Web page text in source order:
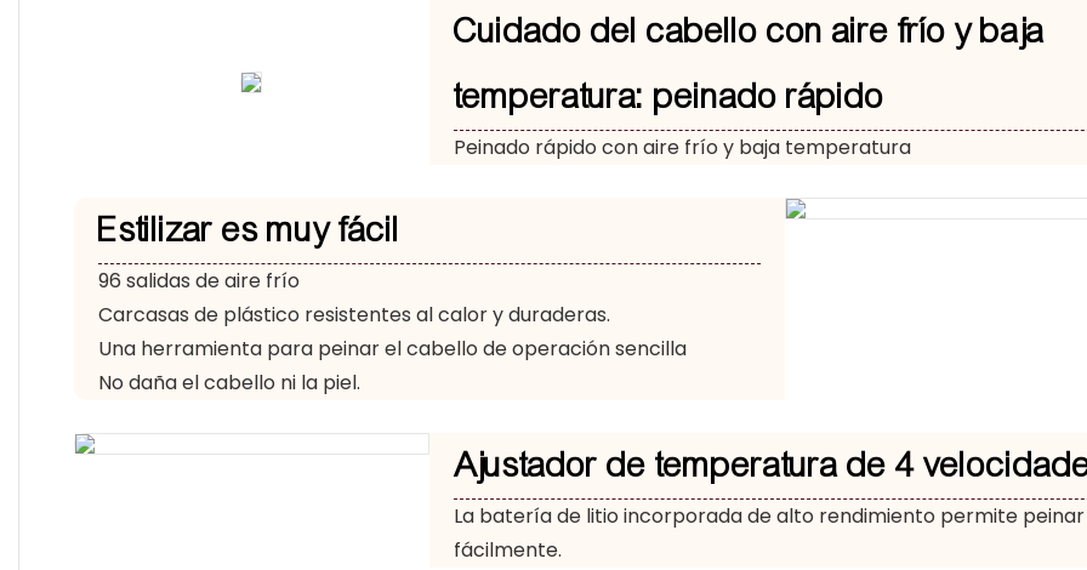
Cuidado del cabello con aire frío y baja
temperatura: peinado rápido
Peinado rápido con aire frío y baja temperatura
Estilizar es muy fácil
96 salidas de aire frío
Carcasas de plástico resistentes al calor y duraderas.
Una herramienta para peinar el cabello de operación sencilla
No daña el cabello ni la piel.
Ajustador de temperatura de 4
La batería de litio incorporada de alto rendimiento permite peinar
fácilmente.